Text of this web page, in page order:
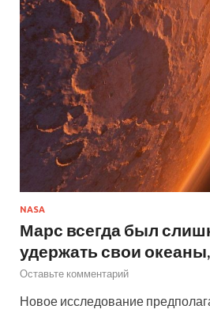
NASA
Марс всегда был
удержать свои
Оставьте комментарий
Новое исследование